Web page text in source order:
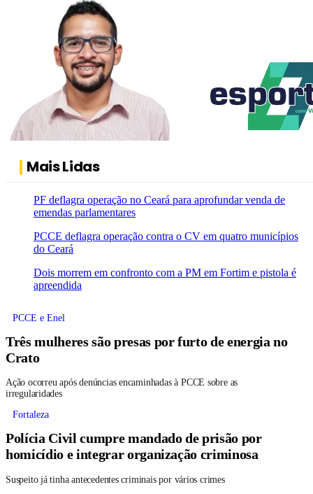
Mais Lidas
PF deflagra operação no Ceará para aprofundar venda de
emendas parlamentares
PCCE deflagra operação contra o CV em quatro municípios
do Ceará
Dois morrem em confronto com a PM em Fortim e pistola é
apreendida
PCCE e Enel
Três mulheres são presas por furto de energia no
Crato
Ação ocorreu após denúncias encaminhadas à PCCE sobre as
irregularidades
Fortaleza
Polícia Civil cumpre mandado de prisão por
homicídio e integrar organização criminosa
Suspeito já tinha antecedentes criminais por vários crimes